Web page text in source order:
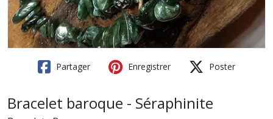
Partager Enregistrer Poster
Bracelet baroque - Séraphinite